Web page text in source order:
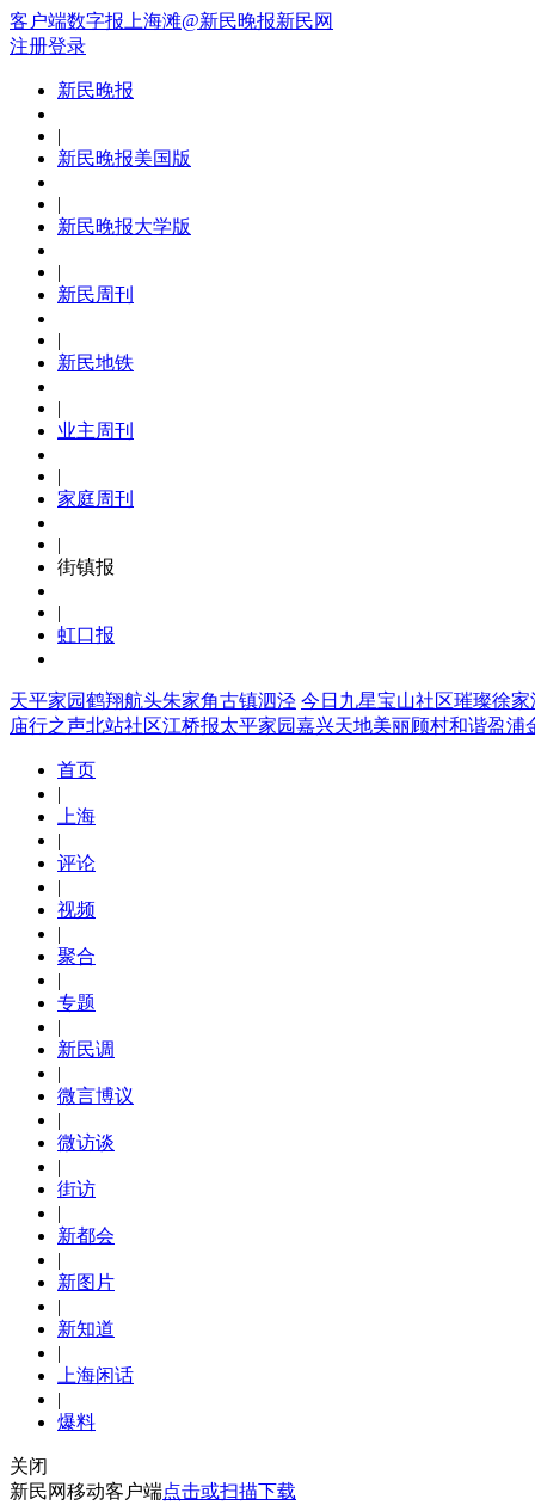
客户端数字报 上海滩@新民晚报新民网
注册登录
新民晚报
|
新民晚报美国版
|
新民晚报大学版
|
新民周刊
|
新民地铁
|
业主周刊
|
家庭周刊
|
街镇报
|
虹口报
天平家园鹤翔航头朱家角古镇泗泾 今日九星宝山社区璀璨徐家
庙行之声北站社区江桥报太平家园嘉兴天地美丽顾村和谐盈浦
首页
|
上海
|
评论
|
视频
|
聚合
|
专题
|
新民调
|
微言博议
|
微访谈
|
街访
|
新都会
|
新图片
|
新知道
|
上海闲话
|
爆料
关闭
新民网移动客户端点击或扫描下载